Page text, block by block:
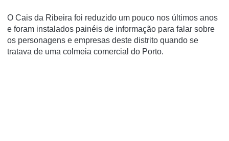
O Cais da Ribeira foi reduzido um pouco nos últimos anos
e foram instalados painéis de informação para falar sobre
os personagens e empresas deste distrito quando se
tratava de uma colmeia comercial do Porto.